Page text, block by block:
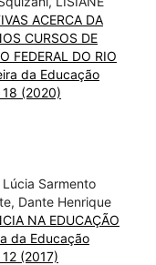
ACERCA DA
CURSOS DE
FEDERAL DO RIO
da Educação
18 (2020)
Sarmento
Dante Henrique
NA EDUCAÇÃO
da Educação
(2017)